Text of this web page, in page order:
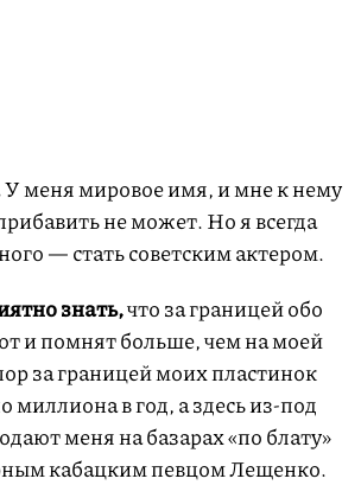
У меня мировое имя, и мне к нему
не может. Но я всегда
— стать советским актером.
знать,что за границей обо
и помнят больше, чем на моей
за границей моих пластинок
миллиона в год, а здесь из-под
меня на базарах «по блату»
кабацким певцом Лещенко.